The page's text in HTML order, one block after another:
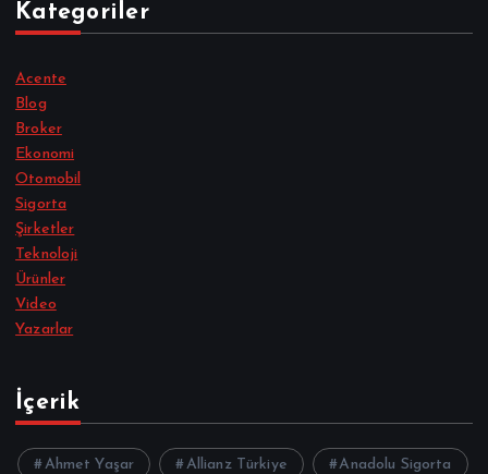
Kategoriler
Acente
Blog
Broker
Ekonomi
Otomobil
Sigorta
Şirketler
Teknoloji
Ürünler
Video
Yazarlar
İçerik
Ahmet Yaşar Allianz Türkiye Anadolu Sigorta